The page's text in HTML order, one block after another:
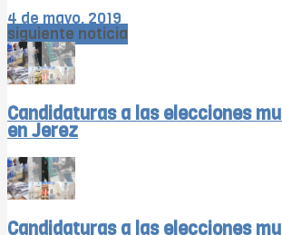
4 de mayo, 2019
siguiente noticia
Candidaturas a las elecciones
en Jerez
Candidaturas a las elecciones